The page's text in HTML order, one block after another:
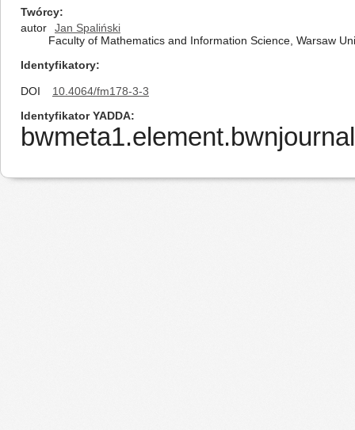
Twórcy
autor
Jan Spaliński
Faculty of Mathematics and Information Science, Warsaw
Identyfikatory
DOI
10.4064/fm178-3-3
Identyfikator YADDA